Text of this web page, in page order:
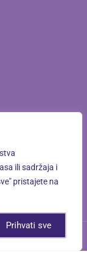
ili sadržaja i
pristajete na
Prihvati sve